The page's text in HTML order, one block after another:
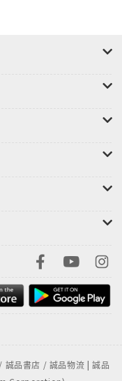
品書店 / 誠品物流 | 誠品